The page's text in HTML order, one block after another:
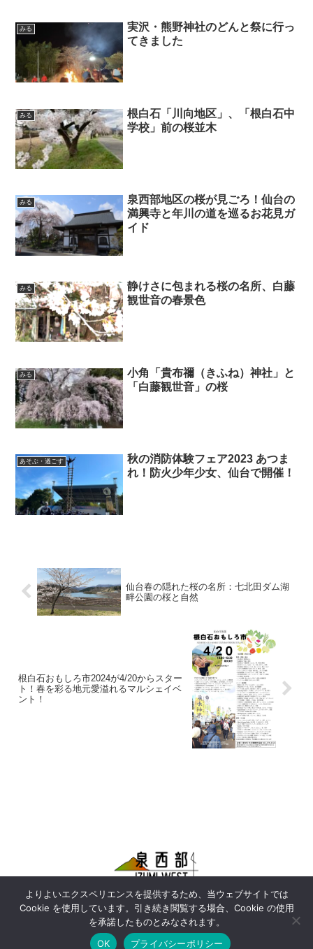
みる
実沢・熊野神社のどんと祭に行っ
てきました
みる
根白石「川向地区」、「根白石中
学校」前の桜並木
みる
泉西部地区の桜が見ごろ！仙台の
満興寺と年川の道を巡るお花見ガ
イド
みる
静けさに包まれる桜の名所、白藤
観世音の春景色
みる
小角「貴布禰（きふね）神社」と
「白藤観世音」の桜
あそぶ・過ごす
秋の消防体験フェア2023 あつま
れ！防火少年少女、仙台で開催！
仙台春の隠れた桜の名所：七北田ダム湖
畔公園の桜と自然
根白石おもしろ市2024が4/20からスター
ト！春を彩る地元愛溢れるマルシェイベ
ント！
お問い合わせ
プライバシーポリシー
運営者情報
© 2020-2026 IZUMI WEST.
よりよいエクスペリエンスを提供するため、当ウェブサイトでは
Cookie を使用しています。引き続き閲覧する場合、Cookie の使用
を承諾したものとみなされます。
OK
プライバシーポリシー